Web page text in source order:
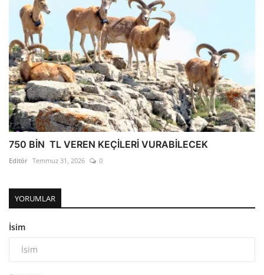
750 BİN TL VEREN KEÇİLERİ VURABİLECEK
Editör Temmuz 31, 2026 0
YORUMLAR
İsim